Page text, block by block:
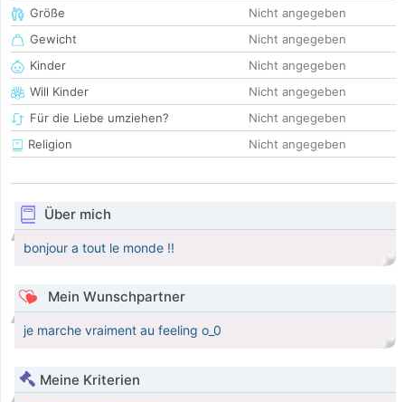
Größe
Nicht angegeben
Gewicht
Nicht angegeben
Kinder
Nicht angegeben
Will Kinder
Nicht angegeben
Für die Liebe umziehen?
Nicht angegeben
Religion
Nicht angegeben
Über mich
bonjour a tout le monde !!
Mein Wunschpartner
je marche vraiment au feeling o_0
Meine Kriterien